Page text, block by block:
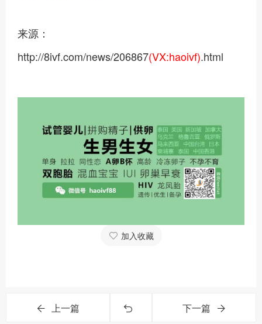
来源：
http://8ivf.com/news/206867(VX:haoivf).html
加入收藏
上一篇 下一篇